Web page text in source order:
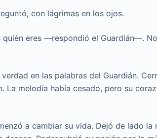
con lágrimas en los ojos.
eres —respondió el Guardián—.
en las palabras del Guardián.
La melodía había cesado, pero su
a cambiar su vida. Dejó de lado